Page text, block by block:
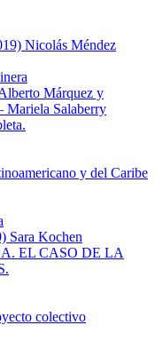
Nicolás Méndez
Márquez y
Mariela Salaberry
y del Caribe
Sara Kochen
EL CASO DE LA
colectivo